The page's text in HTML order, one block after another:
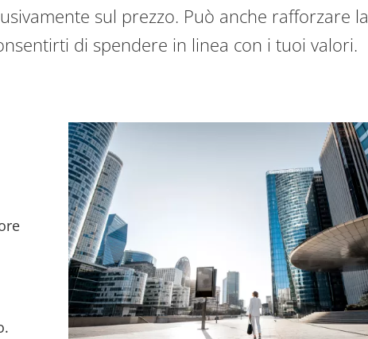
sul prezzo. Può anche rafforzare la
di spendere in linea con i tuoi valori.